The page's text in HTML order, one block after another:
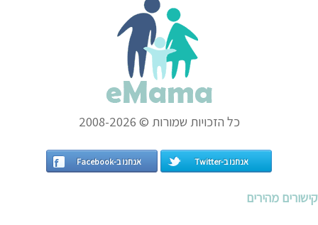
כל הזכויות שמורות © 2008-2026
אנחנו ב-Twitter אנחנו ב-Facebook
קישורים מהירים